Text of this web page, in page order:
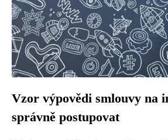
Vzor výpovědi smlouvy na
správně postupovat